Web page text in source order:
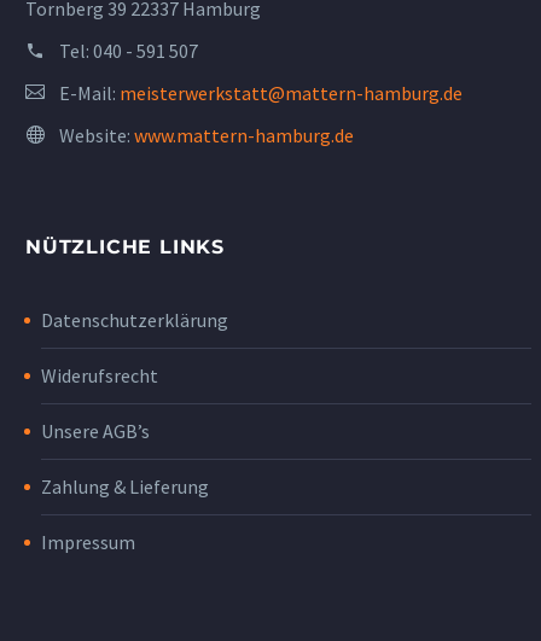
Tornberg 39 22337 Hamburg
Tel: 040 - 591 507
E-Mail: meisterwerkstatt@mattern-hamburg.de
Website: www.mattern-hamburg.de
NÜTZLICHE LINKS
Datenschutzerklärung
Widerufsrecht
Unsere AGB’s
Zahlung & Lieferung
Impressum